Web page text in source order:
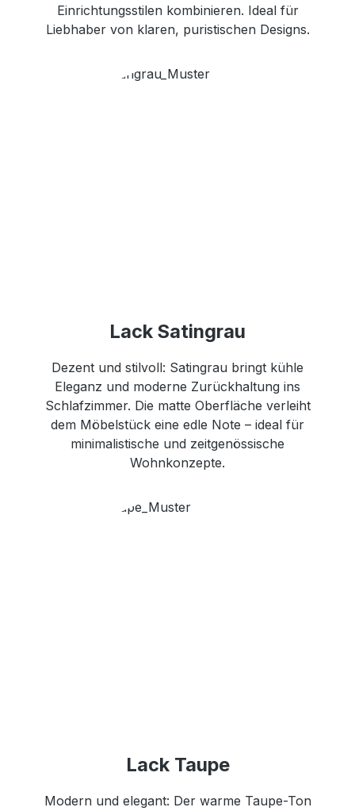
Einrichtungsstilen kombinieren. Ideal für
Liebhaber von klaren, puristischen Designs.
Lack Satingrau
Dezent und stilvoll: Satingrau bringt kühle
Eleganz und moderne Zurückhaltung ins
Schlafzimmer. Die matte Oberfläche verleiht
dem Möbelstück eine edle Note – ideal für
minimalistische und zeitgenössische
Wohnkonzepte.
Lack Taupe
Modern und elegant: Der warme Taupe-Ton